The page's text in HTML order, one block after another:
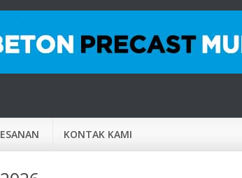
KONTAK KAMI